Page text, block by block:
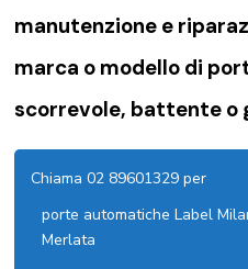
manutenzione e
marca o modello di
scorrevole, battente o
Chiama 02 89601329 per
porte automatiche Label
Merlata